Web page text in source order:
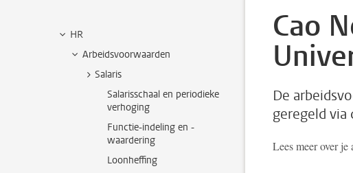
HR
Arbeidsvoorwaarden
Salaris
Salarisschaal en periodieke
verhoging
Functie-indeling en -
waardering
Loonheffing
Cao
De
geregeld via
Lees meer over